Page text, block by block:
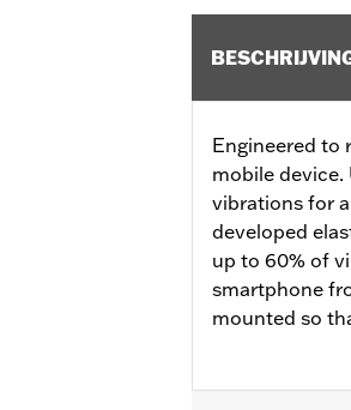
Engineered to
mobile
vibrations for
developed
up to 60% of
smartphone
mounted so